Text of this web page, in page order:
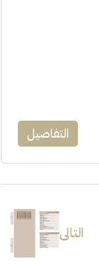
التفاصيل
التالى